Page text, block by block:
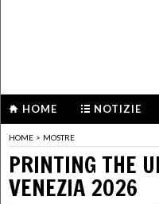
HOME NOTIZIE
HOME > MOSTRE
PRINTING THE
VENEZIA 2026